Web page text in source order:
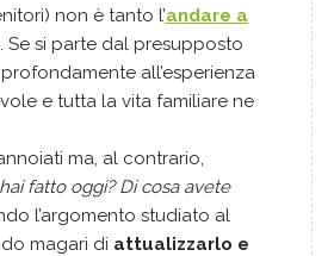
non è tanto l’andare a
. Se si parte dal presupposto
all’esperienza
e tutta la vita familiare ne
ma, al contrario,
fatto oggi? Di cosa avete
l’argomento studiato al
magari di attualizzarlo e